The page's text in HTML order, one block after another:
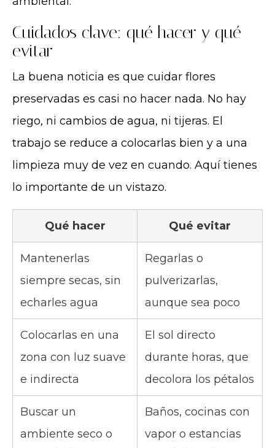
Cuidados clave: qué hacer y qué
evitar
La buena noticia es que cuidar flores
preservadas es casi no hacer nada. No hay
riego, ni cambios de agua, ni tijeras. El
trabajo se reduce a colocarlas bien y a una
limpieza muy de vez en cuando. Aquí tienes
lo importante de un vistazo.
Qué hacer Qué evitar
Mantenerlas
siempre secas, sin
echarles agua
Regarlas o
pulverizarlas,
aunque sea poco
Colocarlas en una
zona con luz suave
e indirecta
El sol directo
durante horas, que
decolora los pétalos
Buscar un
ambiente seco o
Baños, cocinas con
vapor o estancias